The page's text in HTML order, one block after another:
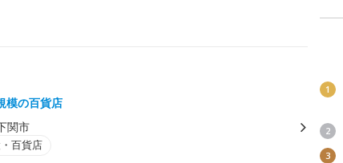
模の百貨店
関市
百貨店
1
2
3